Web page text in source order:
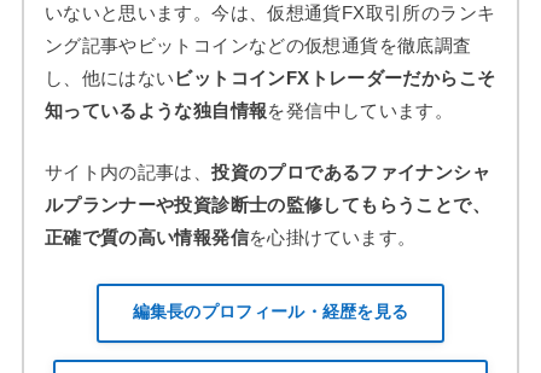
いないと思います。今は、仮想通貨FX取引所のランキ
ング記事やビットコインなどの仮想通貨を徹底調査
し、他にはないビットコインFXトレーダーだからこそ
知っているような独自情報を発信中しています。
サイト内の記事は、投資のプロであるファイナンシャ
ルプランナーや投資診断士の監修してもらうことで、
正確で質の高い情報発信を心掛けています。
編集長のプロフィール・経歴を見る